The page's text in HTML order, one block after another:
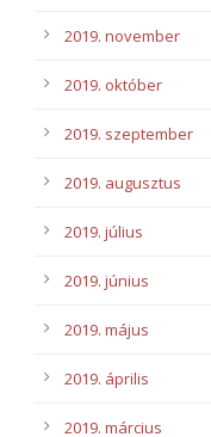
2019. november
2019. október
2019. szeptember
2019. augusztus
2019. július
2019. június
2019. május
2019. április
2019. március